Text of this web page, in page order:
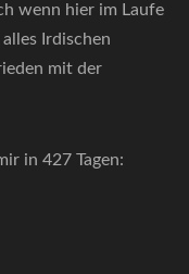
wenn hier im Laufe
Irdischen
mit der
in 427 Tagen: